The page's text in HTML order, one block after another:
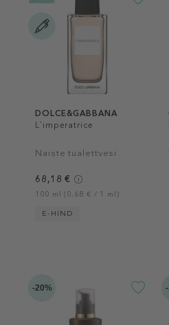
DOLCE&GABBANA
L`imperatrice
Naiste tualettvesi
68,18 €
100 ml (0,68 € / 1 ml)
E-HIND
-20%